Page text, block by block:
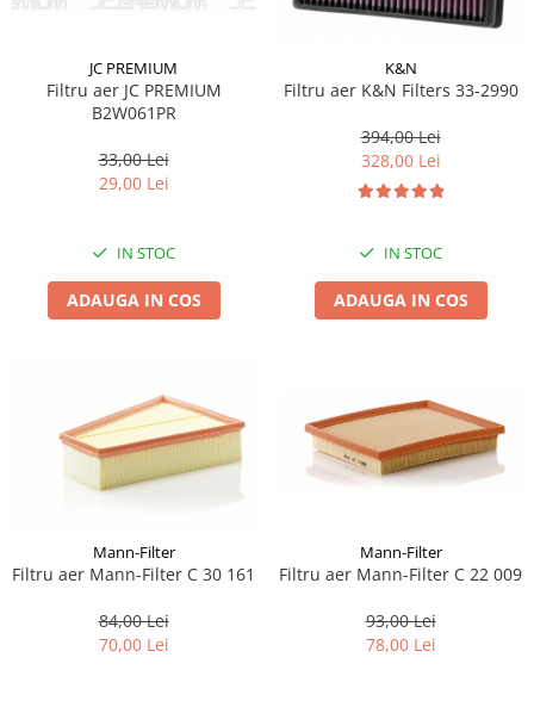
JC PREMIUM
Filtru aer JC PREMIUM
B2W061PR
33,00 Lei
29,00 Lei
IN STOC
ADAUGA IN COS
K&N
Filtru aer K&N Filters 33-2990
394,00 Lei
328,00 Lei
IN STOC
ADAUGA IN COS
Mann-Filter
Filtru aer Mann-Filter C 30 161
84,00 Lei
70,00 Lei
Mann-Filter
Filtru aer Mann-Filter C 22 009
93,00 Lei
78,00 Lei